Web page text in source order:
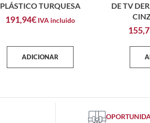
PLÁSTICO TURQUESA
191,94€ IVA incluido
ADICIONAR
DE TV